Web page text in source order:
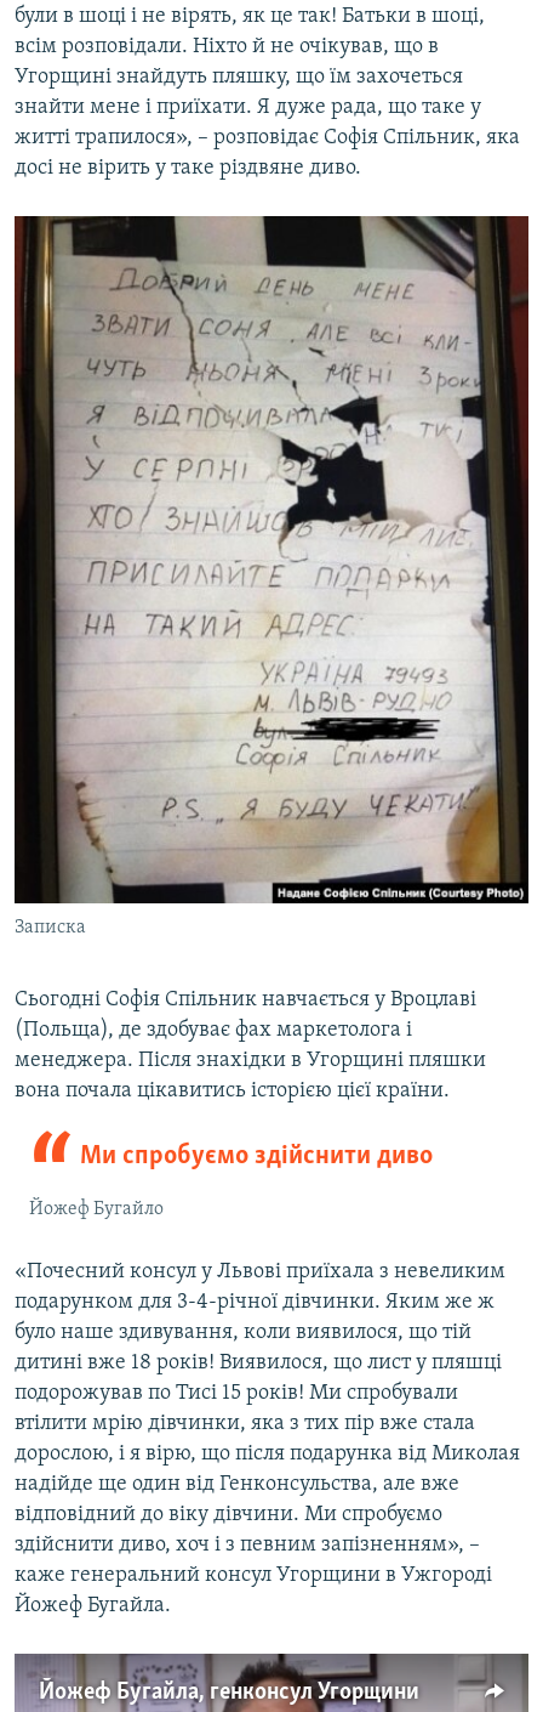
були в шоці і не вірять, як це так! Батьки в шоці,
всім розповідали. Ніхто й не очікував, що в
Угорщині знайдуть пляшку, що їм захочеться
знайти мене і приїхати. Я дуже рада, що таке у
житті трапилося», – розповідає Софія Спільник, яка
досі не вірить у таке різдвяне диво.
Записка
Сьогодні Софія Спільник навчається у Вроцлаві
(Польща), де здобуває фах маркетолога і
менеджера. Після знахідки в Угорщині пляшки
вона почала цікавитись історією цієї країни.
Ми спробуємо здійснити диво
Йожеф Бугайло
«Почесний консул у Львові приїхала з невеликим
подарунком для 3-4-річної дівчинки. Яким же ж
було наше здивування, коли виявилося, що тій
дитині вже 18 років! Виявилося, що лист у пляшці
подорожував по Тисі 15 років! Ми спробували
втілити мрію дівчинки, яка з тих пір вже стала
дорослою, і я вірю, що після подарунка від Миколая
надійде ще один від Генконсульства, але вже
відповідний до віку дівчини. Ми спробуємо
здійснити диво, хоч і з певним запізненням», –
каже генеральний консул Угорщини в Ужгороді
Йожеф Бугайла.
Йожеф Бугайла, генконсул Угорщини